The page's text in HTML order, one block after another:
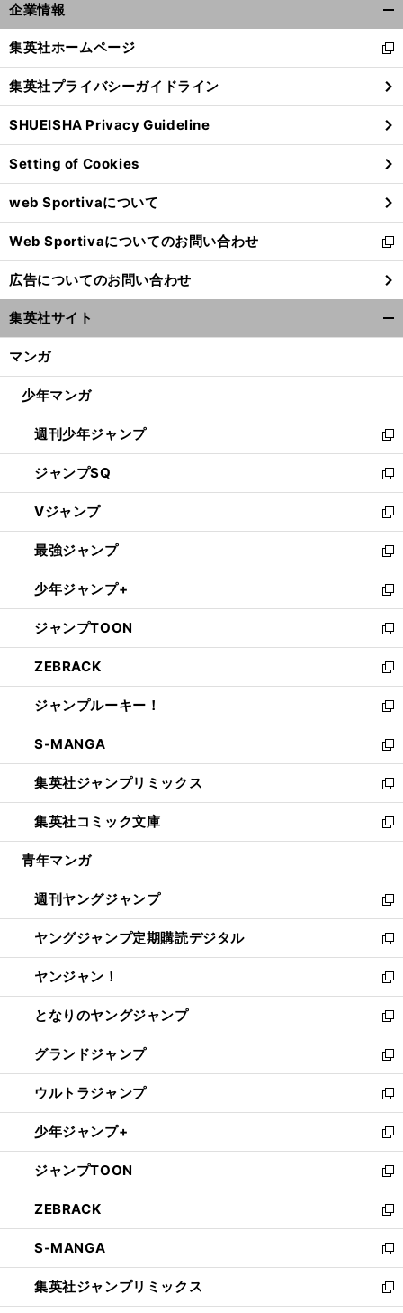
企業情報
閉
る
集英社ホームページ
新
し
い
ウ
ィ
ン
ド
ウ
で
開
く
集英社プライバシーガイドライン
SHUEISHA Privacy Guideline
Setting of Cookies
web Sportivaについて
Web Sportivaについてのお問い合わせ
新
し
い
ウ
ィ
ン
ウ
開
く
広告についてのお問い合わせ
集英社サイト
マンガ
少年マンガ
週刊少年ジャンプ
新
し
い
ウ
ィ
ン
ド
ウ
で
開
く
ジャンプSQ
新
し
い
ウ
ィ
ン
ド
ウ
で
開
く
Vジャンプ
新
し
い
ウ
ィ
ン
ド
ウ
で
開
く
最強ジャンプ
新
し
い
ウ
ィ
ン
ド
ウ
で
開
く
少年ジャンプ+
新
し
い
ウ
ィ
ン
ド
ウ
で
開
く
ジャンプTOON
新
し
い
ウ
ィ
ン
ド
ウ
で
開
く
ZEBRACK
新
し
い
ウ
ィ
ン
ド
ウ
で
開
ジャンプルーキー！
新
し
い
ウ
ィ
ン
ド
ウ
開
く
S-MANGA
新
し
い
ウ
ィ
ン
ウ
で
開
く
集英社ジャンプリミックス
新
し
い
ウ
ン
ド
ウ
で
開
く
集英社コミック文庫
新
し
ウ
ィ
ン
ド
ウ
で
開
く
青年マンガ
週刊ヤングジャンプ
新
し
い
ウ
ィ
ン
ド
ウ
で
開
く
ヤングジャンプ定期購読デジタル
新
し
い
ウ
ィ
ン
ド
ウ
で
開
く
ヤンジャン！
新
し
い
ウ
ィ
ン
ド
ウ
で
開
く
となりのヤングジャンプ
新
し
い
ウ
ィ
ン
ド
ウ
で
開
く
グランドジャンプ
新
し
い
ウ
ィ
ン
ド
ウ
で
開
く
ウルトラジャンプ
新
し
い
ウ
ィ
ン
ド
ウ
で
開
く
少年ジャンプ+
新
し
い
ウ
ィ
ン
ド
ウ
で
開
ジャンプTOON
新
し
い
ウ
ィ
ン
ド
ウ
ZEBRACK
新
し
い
ウ
ィ
ン
S-MANGA
新
し
い
ウ
集英社ジャンプリミックス
新
し